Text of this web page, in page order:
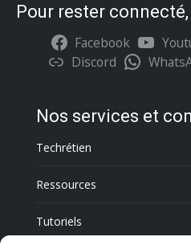
Pour rester
Facebook
Discord
Nos services et
Techrétien
Ressources
Tutoriels